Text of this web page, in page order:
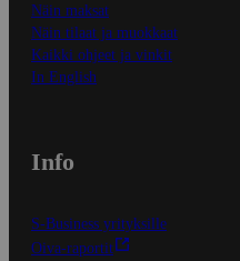
Näin maksat
Näin tilaat ja muokkaat
Kaikki ohjeet ja vinkit
In English
Info
S-Business yrityksille
Oiva-raportit